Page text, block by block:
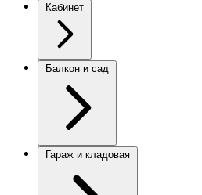
Кабинет
Балкон и сад
Гараж и кладовая